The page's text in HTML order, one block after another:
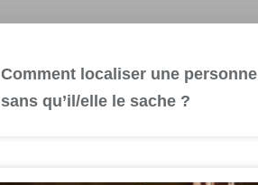
Comment localiser une personne
sans qu’il/elle le sache ?